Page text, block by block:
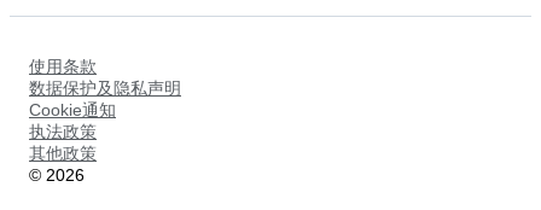
使用条款
数据保护及隐私声明
Cookie通知
执法政策
其他政策
© 2026